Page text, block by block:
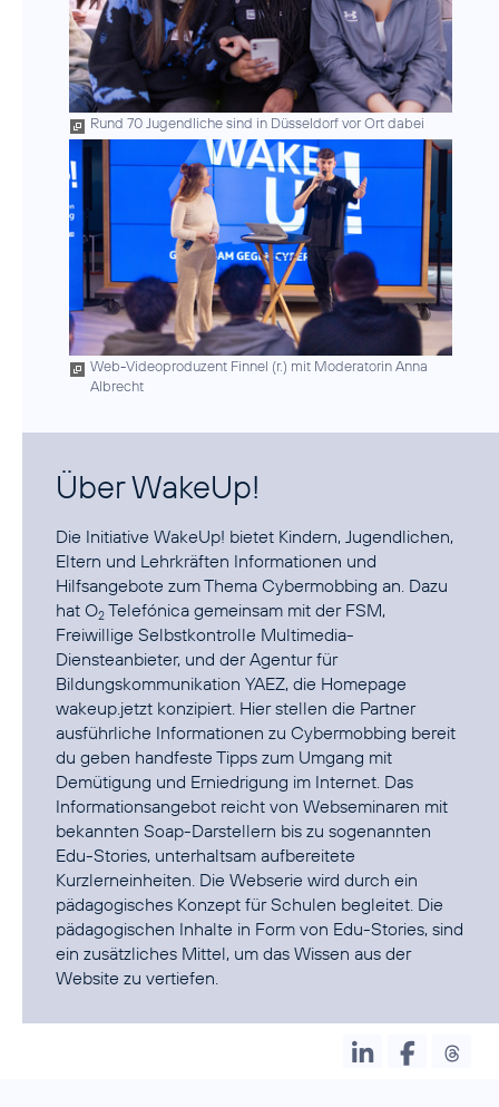
Rund 70 Jugendliche sind in Düsseldorf vor Ort dabei
Web-Videoproduzent Finnel (r.) mit Moderatorin Anna
Albrecht
Über WakeUp!
Die Initiative WakeUp! bietet Kindern, Jugendlichen,
Eltern und Lehrkräften Informationen und
Hilfsangebote zum Thema Cybermobbing an. Dazu
hat O2 Telefónica gemeinsam mit der FSM,
Freiwillige Selbstkontrolle Multimedia-
Diensteanbieter, und der Agentur für
Bildungskommunikation YAEZ, die Homepage
wakeup.jetzt konzipiert. Hier stellen die Partner
ausführliche Informationen zu Cybermobbing bereit
du geben handfeste Tipps zum Umgang mit
Demütigung und Erniedrigung im Internet. Das
Informationsangebot reicht von Webseminaren mit
bekannten Soap-Darstellern bis zu sogenannten
Edu-Stories, unterhaltsam aufbereitete
Kurzlerneinheiten. Die Webserie wird durch ein
pädagogisches Konzept für Schulen begleitet. Die
pädagogischen Inhalte in Form von Edu-Stories, sind
ein zusätzliches Mittel, um das Wissen aus der
Website zu vertiefen.